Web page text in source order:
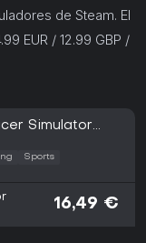
de Steam. El
EUR / 12.99 GBP /
Simulator
Sports
16,49 €